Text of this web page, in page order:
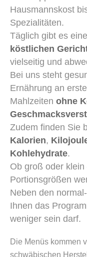
Hausmannskost
Spezialitäten.
Täglich gibt es
köstlichen
vielseitig und
Bei uns steht
Ernährung an
Mahlzeiten ohne
Zudem finden Sie
Kalorien,
Kohlehydrate.
Ob groß oder
Portionsgrößen
Neben den
Ihnen das
weniger sein darf.
Die Menüs kommen
schwäbischen